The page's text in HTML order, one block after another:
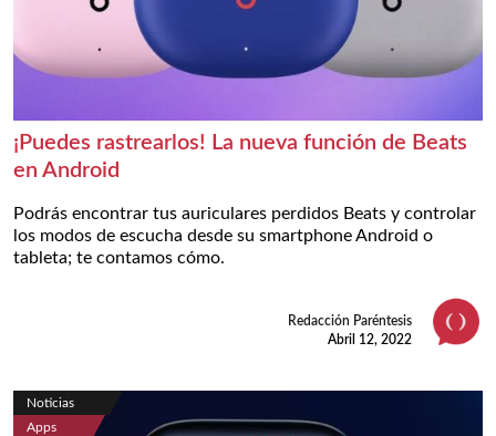
¡Puedes rastrearlos! La nueva función de Beats
en Android
Podrás encontrar tus auriculares perdidos Beats y controlar
los modos de escucha desde su smartphone Android o
tableta; te contamos cómo.
Redacción Paréntesis
Abril 12, 2022
Noticias
Apps